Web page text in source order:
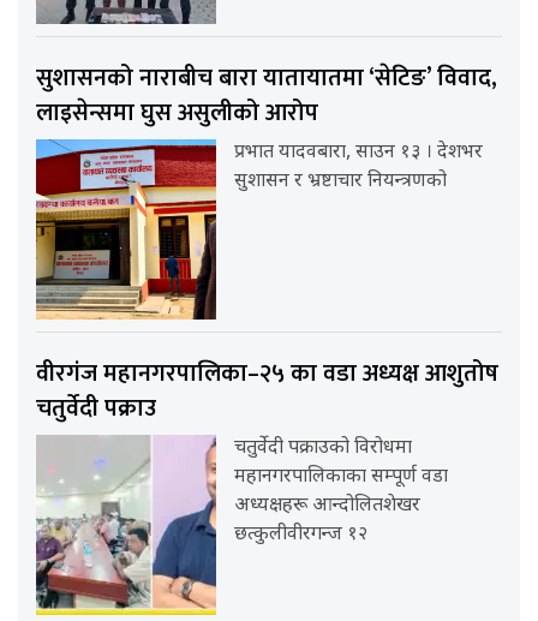
सुशासनको नाराबीच बारा यातायातमा ‘सेटिङ’ विवाद,
लाइसेन्समा घुस असुलीको आरोप
प्रभात यादवबारा, साउन १३ । देशभर
सुशासन र भ्रष्टाचार नियन्त्रणको
वीरगंज महानगरपालिका–२५ का वडा अध्यक्ष आशुतोष
चतुर्वेदी पक्राउ
चतुर्वेदी पक्राउको विरोधमा
महानगरपालिकाका सम्पूर्ण वडा
अध्यक्षहरू आन्दोलितशेखर
छत्कुलीवीरगन्ज १२